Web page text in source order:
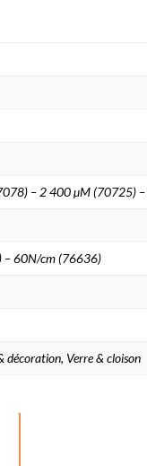
– 2 400 µM (70725)
– 60N/cm (76636)
décoration, Verre & cloison